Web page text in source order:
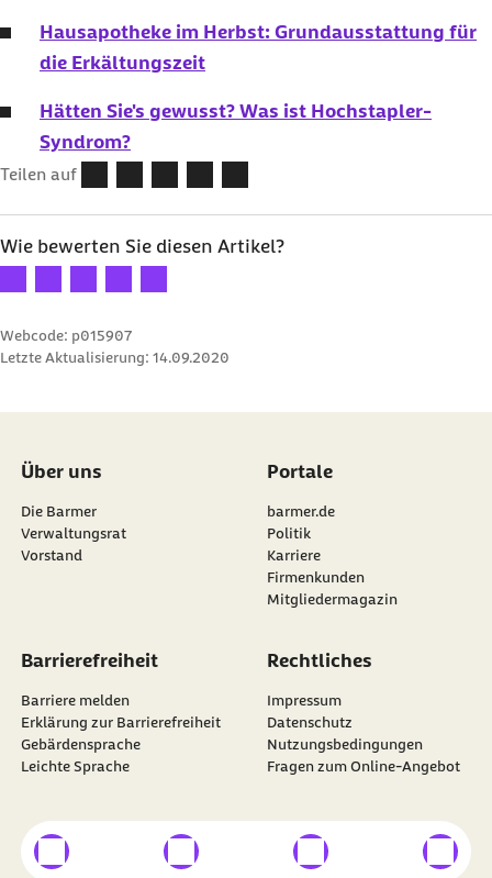
Hausapotheke im Herbst: Grundausstattung für
die Erkältungszeit
Hätten Sie's gewusst? Was ist Hochstapler-
Syndrom?
Teilen auf
Wie bewerten Sie diesen Artikel?
Ihre Bewertung: 1 Stern
Ihre Bewertung: 2 Sterne
Ihre Bewertung: 3 Sterne
Ihre Bewertung: 4 Sterne
Ihre Bewertung: 5 Sterne
Webcode: p015907
Letzte Aktualisierung: 14.09.2020
Über uns
Die Barmer
Verwaltungsrat
Vorstand
Portale
barmer.de
Politik
Karriere
Firmenkunden
Mitgliedermagazin
Barrierefreiheit
Barriere melden
Erklärung zur Barrierefreiheit
Gebärdensprache
Leichte Sprache
Rechtliches
Impressum
Datenschutz
Nutzungsbedingungen
Fragen zum Online-Angebot
Besuchen Sie dieBARMER auf
externer Link externer Link externer Link